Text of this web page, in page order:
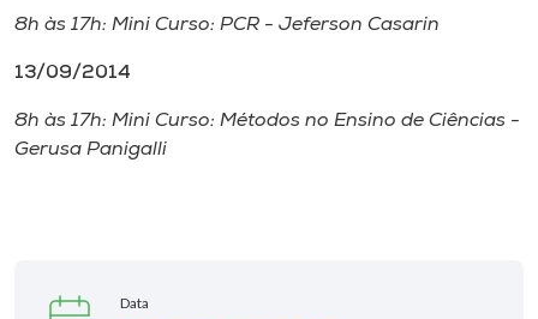
8h às 17h: Mini Curso: PCR - Jeferson Casarin
13/09/2014
8h às 17h: Mini Curso: Métodos no Ensino de Ciências -
Gerusa Panigalli
Data